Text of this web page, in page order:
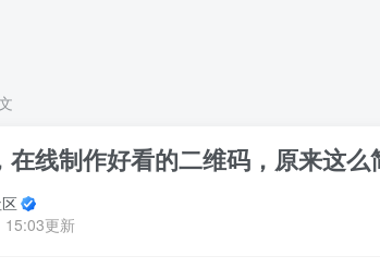
在线制作好看的二维码，原来这么
15:03更新